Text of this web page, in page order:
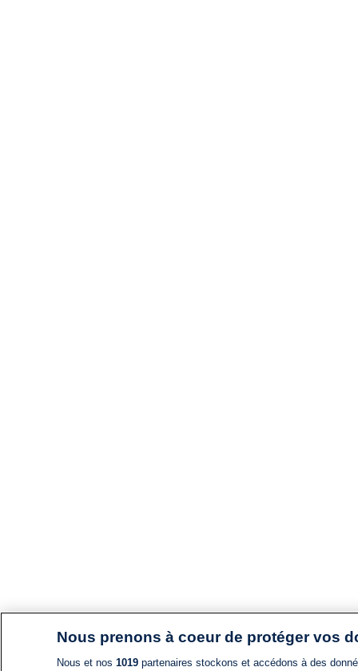
Nous prenons à coeur de protéger vos
Nous et nos 1019partenaires stockons et accédons à des